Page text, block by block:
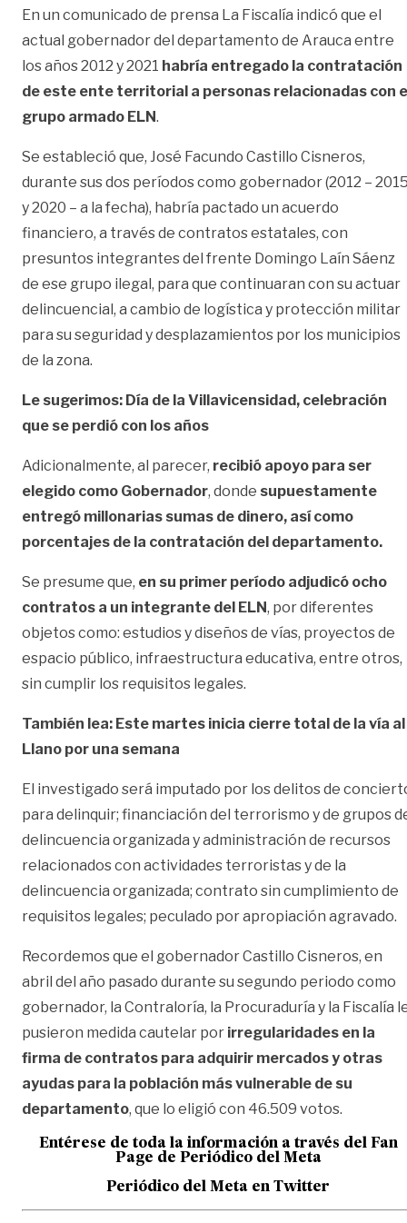
En un comunicado de prensa La Fiscalía indicó que el
actual gobernador del departamento de Arauca entre
los años 2012 y 2021 habría entregado la contratación
de este ente territorial a personas relacionadas con
grupo armado ELN.
Se estableció que, José Facundo Castillo Cisneros,
durante sus dos períodos como gobernador (2012 –
y 2020 – a la fecha), habría pactado un acuerdo
financiero, a través de contratos estatales, con
presuntos integrantes del frente Domingo Laín Sáenz
de ese grupo ilegal, para que continuaran con su actuar
delincuencial, a cambio de logística y protección militar
para su seguridad y desplazamientos por los municipios
de la zona.
Le sugerimos: Día de la Villavicensidad, celebración
que se perdió con los años
Adicionalmente, al parecer, recibió apoyo para ser
elegido como Gobernador, donde supuestamente
entregó millonarias sumas de dinero, así como
porcentajes de la contratación del departamento.
Se presume que, en su primer período adjudicó ocho
contratos a un integrante del ELN, por diferentes
objetos como: estudios y diseños de vías, proyectos de
espacio público, infraestructura educativa, entre otros,
sin cumplir los requisitos legales.
También lea: Este martes inicia cierre total de la vía al
Llano por una semana
El investigado será imputado por los delitos de
para delinquir; financiación del terrorismo y de grupos
delincuencia organizada y administración de recursos
relacionados con actividades terroristas y de la
delincuencia organizada; contrato sin cumplimiento de
requisitos legales; peculado por apropiación agravado.
Recordemos que el gobernador Castillo Cisneros, en
abril del año pasado durante su segundo periodo como
gobernador, la Contraloría, la Procuraduría y la Fiscalía
pusieron medida cautelar por irregularidades en la
firma de contratos para adquirir mercados y otras
ayudas para la población más vulnerable de su
departamento, que lo eligió con 46.509 votos.
Entérese de toda la información a través del Fan
Page de Periódico del Meta
Periódico del Meta en Twitter